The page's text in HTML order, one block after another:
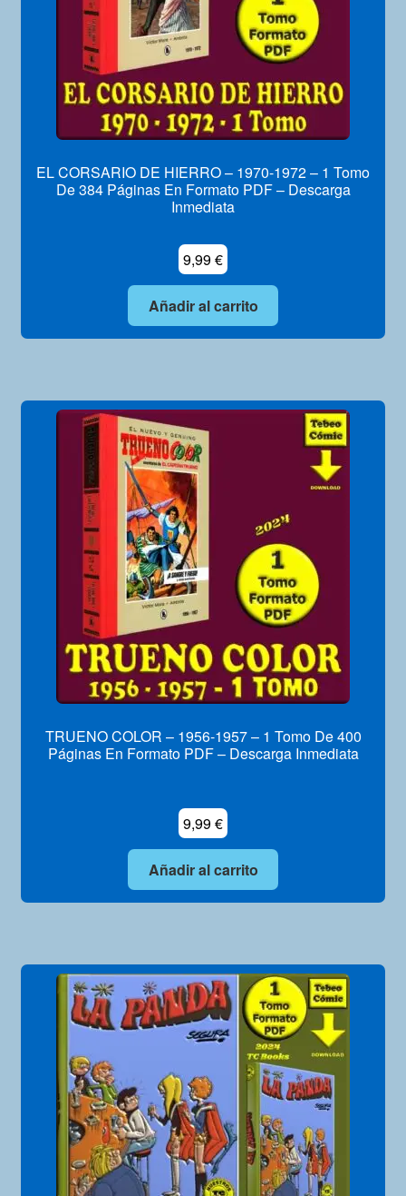
EL CORSARIO DE HIERRO – 1970-1972 – 1 Tomo
De 384 Páginas En Formato PDF – Descarga
Inmediata
9,99€
Añadir al carrito
TRUENO COLOR – 1956-1957 – 1 Tomo De 400
Páginas En Formato PDF – Descarga Inmediata
9,99€
Añadir al carrito